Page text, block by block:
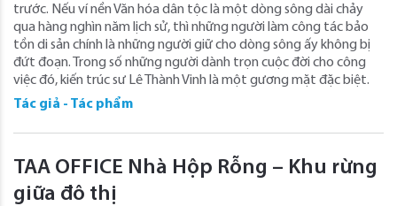
trước. Nếu ví nền Văn hóa dân tộc là một dòng sông dài chảy
qua hàng nghìn năm lịch sử, thì những người làm công tác bảo
tồn di sản chính là những người giữ cho dòng sông ấy không bị
đứt đoạn. Trong số những người dành trọn cuộc đời cho công
việc đó, kiến trúc sư Lê Thành Vinh là một gương mặt đặc biệt.
Tác giả - Tác phẩm
TAA OFFICE Nhà Hộp Rỗng – Khu rừng
giữa đô thị